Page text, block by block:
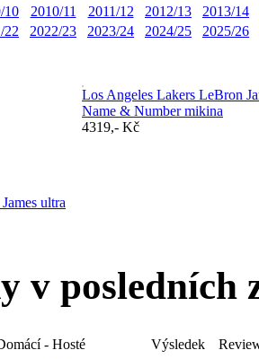
10 2010/11 2011/12 2012/13
2013/14
22
2022/23 2023/24 2024/25 2025/26
ultra
Los Angeles Lakers LeBron
Name & Number mikina
4319,- Kč
v posledních
- Hosté Výsledek